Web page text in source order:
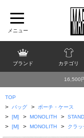
ブランド カテゴリ
16,500
TOP
> バッグ > ポーチ・ケース
> [M] > MONOLITH >
> [M] > MONOLITH > クラ